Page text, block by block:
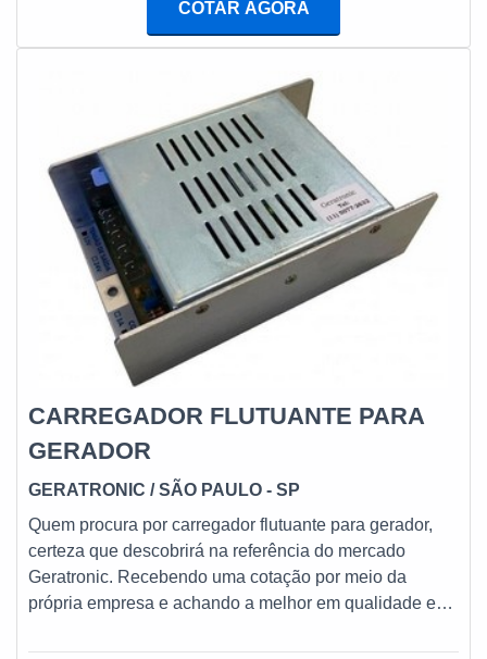
executada por técnicos especialistas, uma vez que eles
possuem conhecimento necessário a respeito de cada
componente desse equipamento.
COTAR AGORA
CARREGADOR FLUTUANTE PARA
GERADOR
GERATRONIC / SÃO PAULO - SP
Quem procura por carregador flutuante para gerador,
certeza que descobrirá na referência do mercado
Geratronic. Recebendo uma cotação por meio da
própria empresa e achando a melhor em qualidade e
deve sempre ser adquirido com empresas